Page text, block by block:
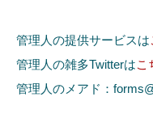
管理人の提供サービスは
管理人の雑多Twitterはこ
管理人のメアド：